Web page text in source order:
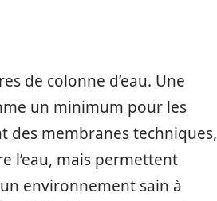
de colonne d’eau. Une
un minimum pour les
des membranes techniques,
l’eau, mais permettent
environnement sain à